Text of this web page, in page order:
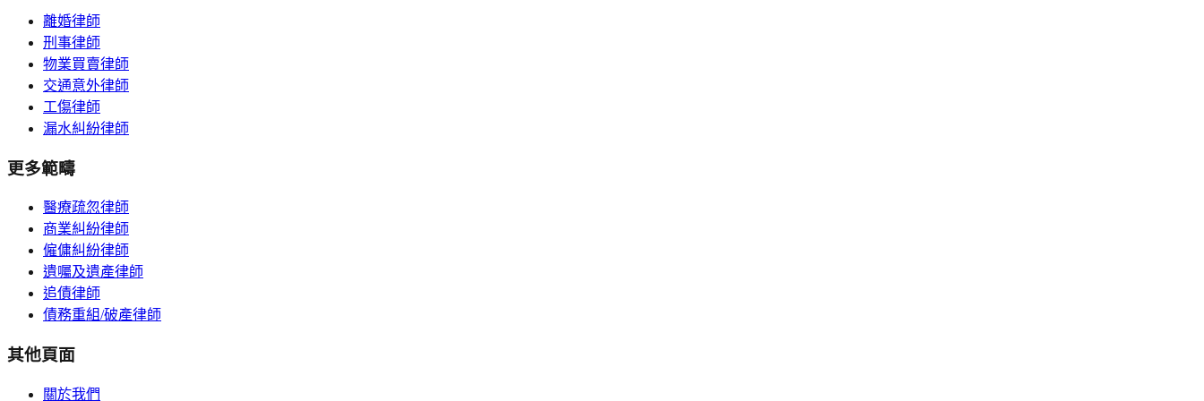
離婚律師
刑事律師
物業買賣律師
交通意外律師
工傷律師
漏水糾紛律師
更多範疇
醫療疏忽律師
商業糾紛律師
僱傭糾紛律師
遺囑及遺產律師
追債律師
債務重組/破產律師
其他頁面
關於我們